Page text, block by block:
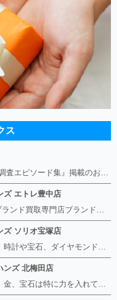
ス
ブログを更新しました。 『浮気調査エピソード集』掲載のお知らせ https://smile-soudan.net/index.php?QBlog-20260808-1
ズ エトレ豊中店
2026年7月21日にオープンしたブランド買取専門店ブランドハンズ エトレ豊中店です。 阪急豊中駅直結のショッピングモール エトレとよなかの１階に店舗がございます。 金・貴金属、ブランド品、時計、宝石などその他ブランド食器や美容機器、ブランド香水や化粧品などの取り扱いもございます。 熟練の鑑定士が親切・丁寧に接客、査定をさせていただきます。 査定だけでもOK。お気軽にご来店下さいませ！
ズ ソリオ宝塚店
ブランド品や貴金属の高価買取！時計や宝石、ダイヤモンドなど家に眠っているものがあったら捨てる前にブランドハンズへお越しください。 査定料は無料、お値段が付くものかお調べいたします！ 宅配買取もありますので使っていない古いルイヴィトンのバッグや財布、壊れているオメガの時計、千切れている金のネックレスや指輪、小型家電も取り扱っておりますのでお気軽にご利用下さい☆ その他ブランド食器、銀シルバー製品、美容機器、脱毛器、スマホなど幅広く取り扱っております！
ンズ 北梅田店
ブランド品の高価買取！！時計、金、宝石は特に力を入れています！ ルイヴィトン、シャネル、ロレックス、エルメスはもちろん、グッチ、プラダ、セリーヌ、フェンディなどなど、 その他ブランド食器、銀シルバー製品、美容機器、脱毛器、スマホなど幅広く取り扱っているので まずは無料査定にお越しください！ 手数料は全て無料！全国対応の宅配買取も行っておりますのでお気軽にご連絡下さい！